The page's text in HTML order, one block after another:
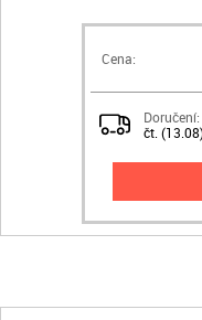
Cena:
Doručení:
čt.